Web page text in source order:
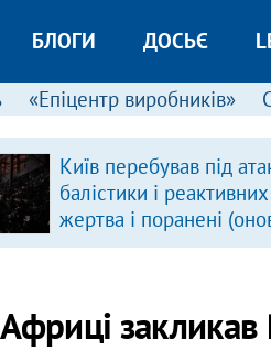
БЛОГИ ДОСЬЄ
«Епіцентр виробників»
Київ перебував під
балістики і
жертва і поранені